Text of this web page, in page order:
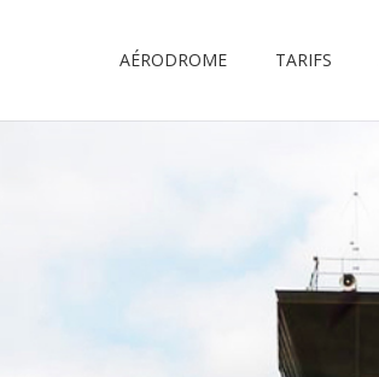
AÉRODROME TARIFS